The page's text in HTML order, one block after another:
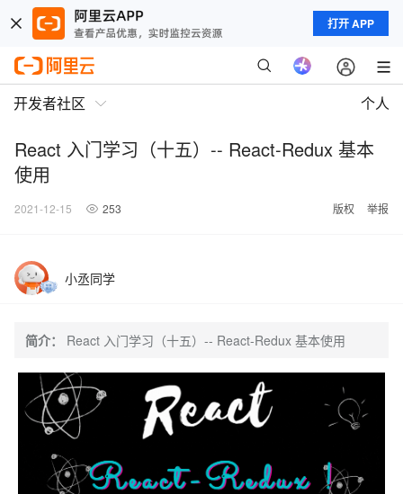
打开 APP
开发者社区 个人
React 入门学习（十五）-- React-Redux 基本
使用
2021-12-15 253 版权 举报
小丞同学
简介： React 入门学习（十五）-- React-Redux 基本使用